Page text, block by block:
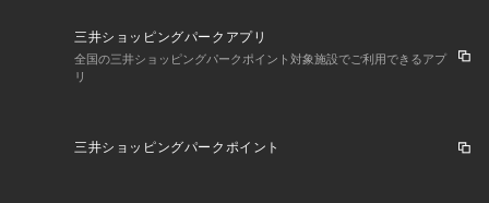
※標準体型を基にした目安になります
－ BRAND CONCEPT －
のミックススタイルを提案します。
三井ショッピングパークアプリ
全国の三井ショッピングパークポイント対象施設でご利用できるアプ
リ
三井ショッピングパークポイント